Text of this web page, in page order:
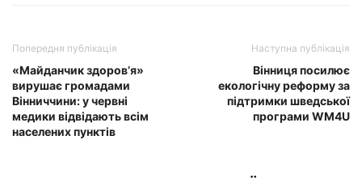
Попередня публікація
«Майданчик здоров’я»
вирушає громадами
Вінниччини: у червні
медики відвідають всім
населених пунктів
Наступна публікація
Вінниця посилює
екологічну реформу за
підтримки шведської
програми WM4U